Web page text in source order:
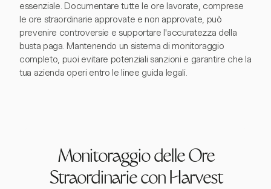
essenziale. Documentare tutte le ore lavorate, comprese
le ore straordinarie approvate e non approvate, può
prevenire controversie e supportare l'accuratezza della
busta paga. Mantenendo un sistema di monitoraggio
completo, puoi evitare potenziali sanzioni e garantire che la
tua azienda operi entro le linee guida legali.
Monitoraggio delle Ore
Straordinarie con Harvest